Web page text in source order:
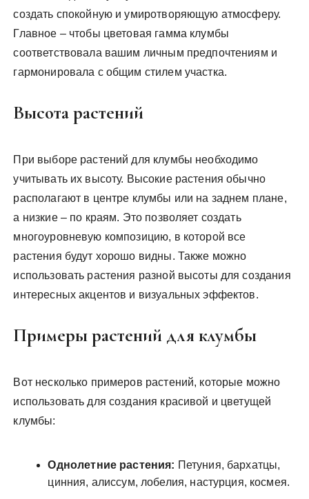
создать спокойную и умиротворяющую атмосферу.
Главное – чтобы цветовая гамма клумбы
соответствовала вашим личным предпочтениям и
гармонировала с общим стилем участка.
Высота растений
При выборе растений для клумбы необходимо
учитывать их высоту. Высокие растения обычно
располагают в центре клумбы или на заднем плане,
а низкие – по краям. Это позволяет создать
многоуровневую композицию, в которой все
растения будут хорошо видны. Также можно
использовать растения разной высоты для создания
интересных акцентов и визуальных эффектов.
Примеры растений для клумбы
Вот несколько примеров растений, которые можно
использовать для создания красивой и цветущей
клумбы:
Однолетние растения: Петуния, бархатцы,
цинния, алиссум, лобелия, настурция, космея.